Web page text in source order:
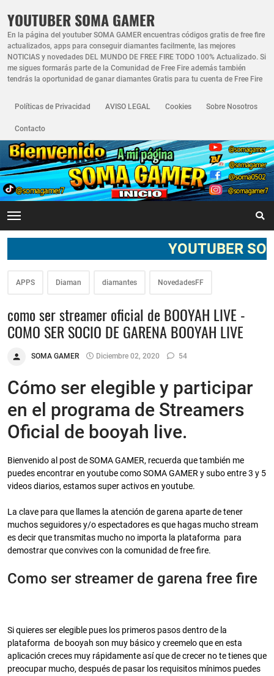
YOUTUBER SOMA GAMER
En la página del youtuber SOMA GAMER encuentras códigos gratis de free fire
actualizados, apps para conseguir diamantes facilmente, las mejores
NOTICIAS y novedades DEL MUNDO DE FREE FIRE TODO 100% Actualizado. Si
me sigues formarás parte de la Comunidad de Free Fire además también
tendrás la oportunidad de ganar diamantes Gratis para tu cuenta de Free Fire
Políticas de Privacidad AVISO LEGAL Cookies Sobre Nosotros
Contacto
YOUTUBER SOMA
APPS Diaman diamantes NovedadesFF
como ser streamer oficial de BOOYAH LIVE -
COMO SER SOCIO DE GARENA BOOYAH LIVE
SOMA GAMER Diciembre 02, 2020 54
Cómo ser elegible y participar
en el programa de Streamers
Oficial de booyah live.
Bienvenido al post de SOMA GAMER, recuerda que también me
puedes encontrar en youtube como SOMA GAMER y subo entre 3 y 5
videos diarios, estamos super activos en youtube.
La clave para que llames la atención de garena aparte de tener
muchos seguidores y/o espectadores es que hagas mucho stream
es decir que transmitas mucho no importa la plataforma para
demostrar que convives con la comunidad de free fire.
Como ser streamer de garena free fire
Si quieres ser elegible pues los primeros pasos dentro de la
plataforma de booyah son muy básico y creemelo que en esta
aplicación creces muy rápidamente así que de crecer no te tienes que
preocupar mucho, después de pasar los requisitos mínimos puedes